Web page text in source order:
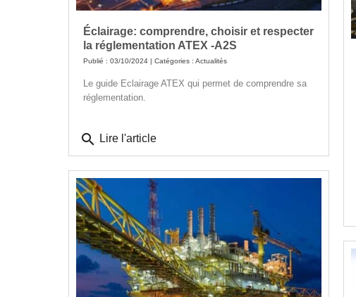
Éclairage: comprendre, choisir et respecter
la réglementation ATEX -A2S
Publié : 03/10/2024 | Catégories : Actualités
Le guide Eclairage ATEX qui permet de comprendre sa
réglementation.
search Lire l'article